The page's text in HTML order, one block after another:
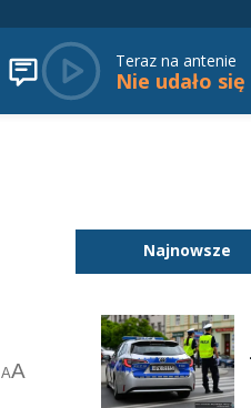
Teraz na antenie
AA
Najnowsze